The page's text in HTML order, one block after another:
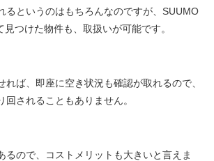
るというのはもちろんなのですが、SUUMO
つけた物件も、取扱いが可能です。
れば、即座に空き状況も確認が取れるので、
回されることもありません。
るので、コストメリットも大きいと言えま